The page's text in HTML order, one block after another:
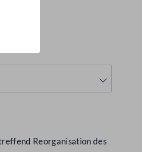
Reorganisation des